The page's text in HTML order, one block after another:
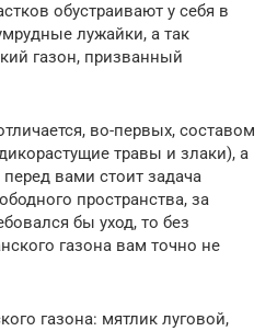
обустраивают у себя в
лужайки, а так
газон, призванный
во-первых, составом
травы и злаки), а
вами стоит задача
пространства, за
бы уход, то без
газона вам точно не
газона: мятлик луговой,